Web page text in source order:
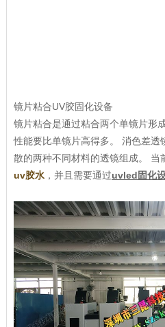
镜片粘合UV胶固化设备
镜片粘合是通过粘合两个单镜片形
性能要比单镜片高得多。 消色差透
散的两种不同材料的透镜组成。 当
uv胶水，并且需要通过uvled固化